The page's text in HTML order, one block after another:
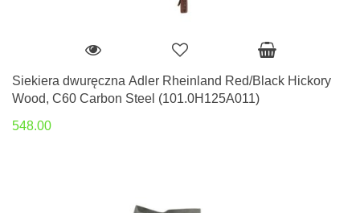
Siekiera dwuręczna Adler Rheinland Red/Black Hickory
Wood, C60 Carbon Steel (101.0H125A011)
548.00